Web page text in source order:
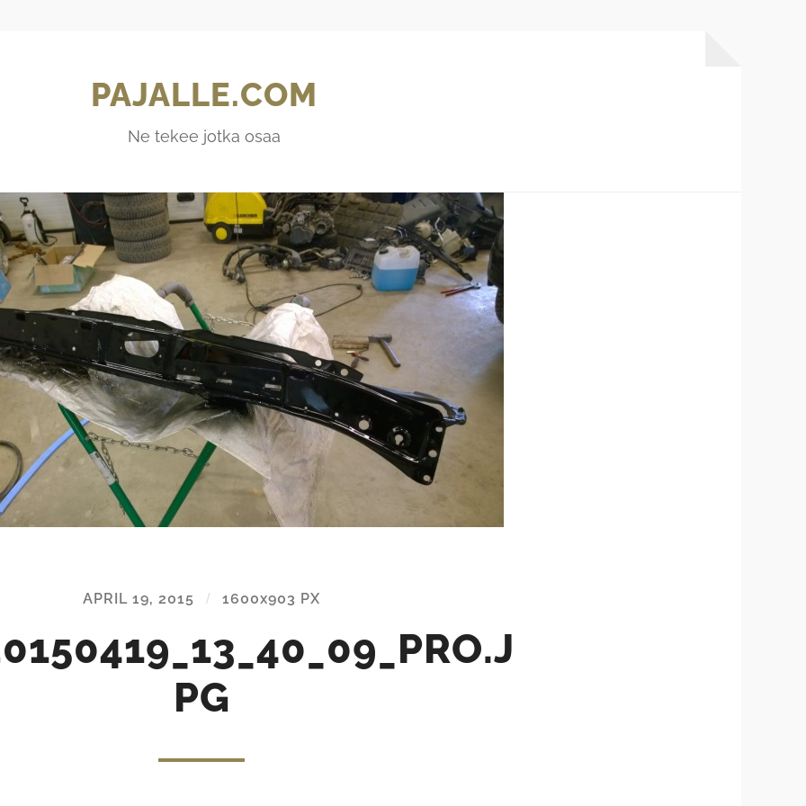
PAJALLE.COM
Ne tekee jotka osaa
APRIL 19, 2015 / 1600x903 PX
PG